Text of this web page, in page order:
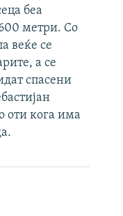
беа
метри. Со
веќе се
а се
спасени
оти кога има